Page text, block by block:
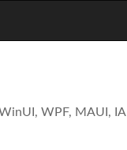
WPF, MAUI, IA